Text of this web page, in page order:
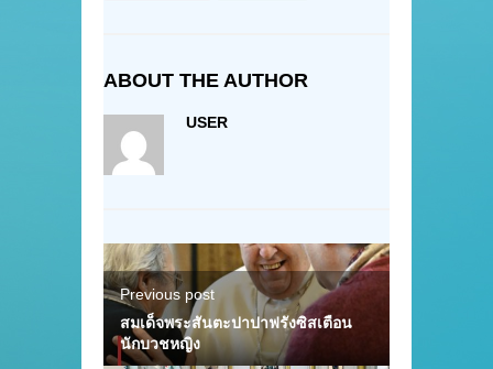
ABOUT THE AUTHOR
USER
Previous post
สมเด็จพระสันตะปาปาฟรังซิสเตือน
นักบวชหญิง